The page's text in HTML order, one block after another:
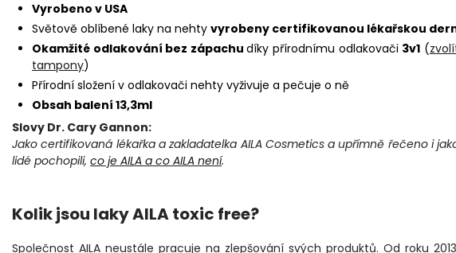
Vyrobeno v USA
Světově oblíbené laky na nehty vyrobeny certifikovanou lékařskou
Okamžité odlakování bez zápachudíky přírodnímu odlakovači 3v1 (
tampony)
Přírodní složení v odlakovači nehty vyživuje a pečuje o ně
Obsah balení 13,3ml
Slovy Dr. Cary Gannon:
Jako certifikovaná lékařka a zakladatelka AILA Cosmetics a upřímně řečeno i
lidé pochopili, co je AILA a co AILA není.
Kolik jsou laky AILA toxic free?
Společnost AILA neustále pracuje na zlepšování svých produktů. Od roku